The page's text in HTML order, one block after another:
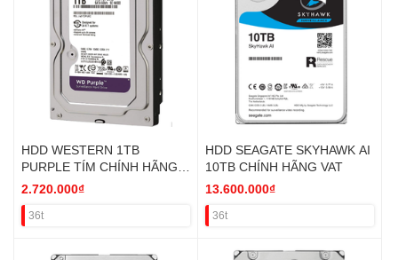
HDD WESTERN 1TB
PURPLE TÍM CHÍNH HÃNG
VAT
2.720.000₫
36t
HDD SEAGATE SKYHAWK AI
10TB CHÍNH HÃNG VAT
13.600.000₫
36t